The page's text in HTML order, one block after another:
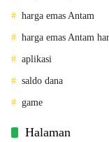
harga emas Antam
harga emas Antam
aplikasi
saldo dana
game
Halaman